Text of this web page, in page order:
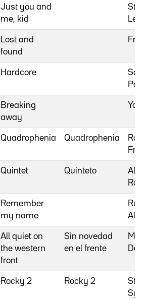
Just you and
me, kid
Lost and
found
Hardcore
Paul
Breaking
away
Quadrophenia Quadrophenia
Quintet Quinteto
Remember
my name
Alan
All quiet on
the western
front
Sin novedad
en el frente
Rocky 2 Rocky 2